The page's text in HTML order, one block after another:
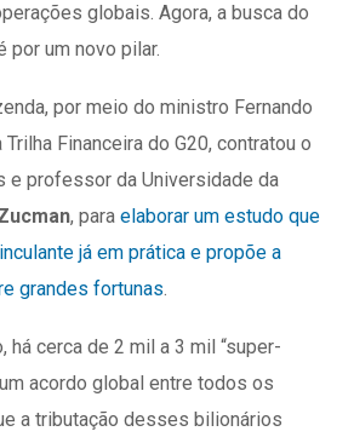
globais. Agora, a busca do
por um novo pilar.
por meio do ministro Fernando
Financeira do G20, contratou o
e professor da Universidade da
, paraelaborar um estudo que
já em prática e propõe a
grandes fortunas.
há cerca de 2 mil a 3 mil “super-
acordo global entre todos os
a tributação desses bilionários